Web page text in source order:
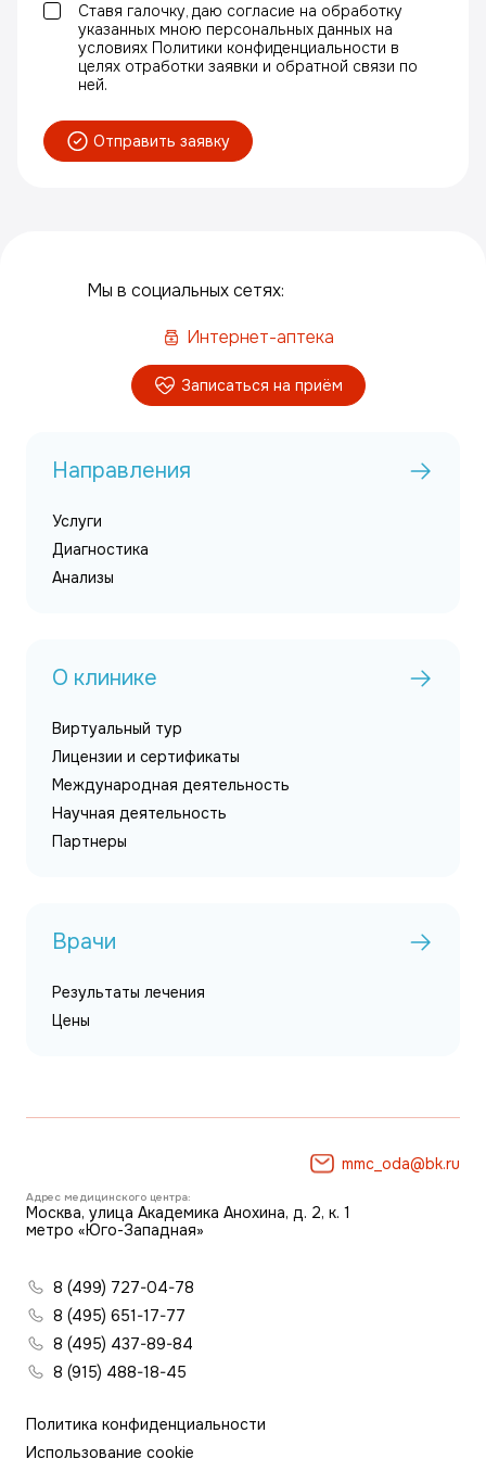
Ставя галочку, даю согласие на обработку
указанных мною персональных данных на
условиях Политики конфиденциальности в
целях отработки заявки и обратной связи по
ней.
Отправить заявку
Мы в социальных сетях:
Интернет-аптека
Записаться на приём
Направления
Услуги
Диагностика
Анализы
О клинике
Виртуальный тур
Лицензии и сертификаты
Международная деятельность
Научная деятельность
Партнеры
Врачи
Результаты лечения
Цены
Адрес медицинского центра:
Москва, улица Академика Анохина, д. 2, к. 1
метро «Юго-Западная»
8 (499) 727-04-78
8 (495) 651-17-77
8 (495) 437-89-84
8 (915) 488-18-45
Политика конфиденциальности
Использование cookie
mmc_oda@bk.ru